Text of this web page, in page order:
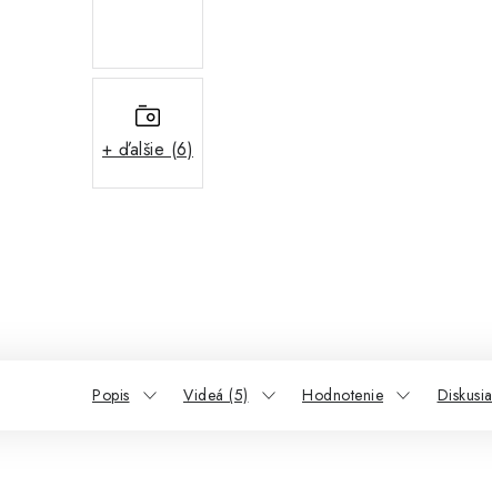
+ ďalšie (6)
Popis Videá (5) Hodnotenie Diskusia